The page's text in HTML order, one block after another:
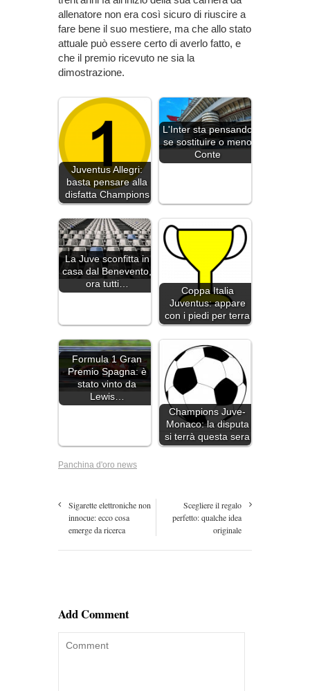
allenatore non era così sicuro di riuscire a
fare bene il suo mestiere, ma che allo stato
attuale può essere certo di averlo fatto, e
che il premio ricevuto ne sia la
dimostrazione.
Juventus Allegri:
basta pensare alla
disfatta Champions
L'Inter sta pensando
se sostituire o meno
Conte
La Juve sconfitta in
casa dal Benevento,
ora tutti…
Coppa Italia
Juventus: appare
con i piedi per terra
Formula 1 Gran
Premio Spagna: è
stato vinto da
Lewis…
Champions Juve-
Monaco: la disputa
si terrà questa sera
Panchina d'oro news
Sigarette elettroniche non
innocue: ecco cosa
emerge da ricerca
Scegliere il regalo
perfetto: qualche idea
originale
Add Comment